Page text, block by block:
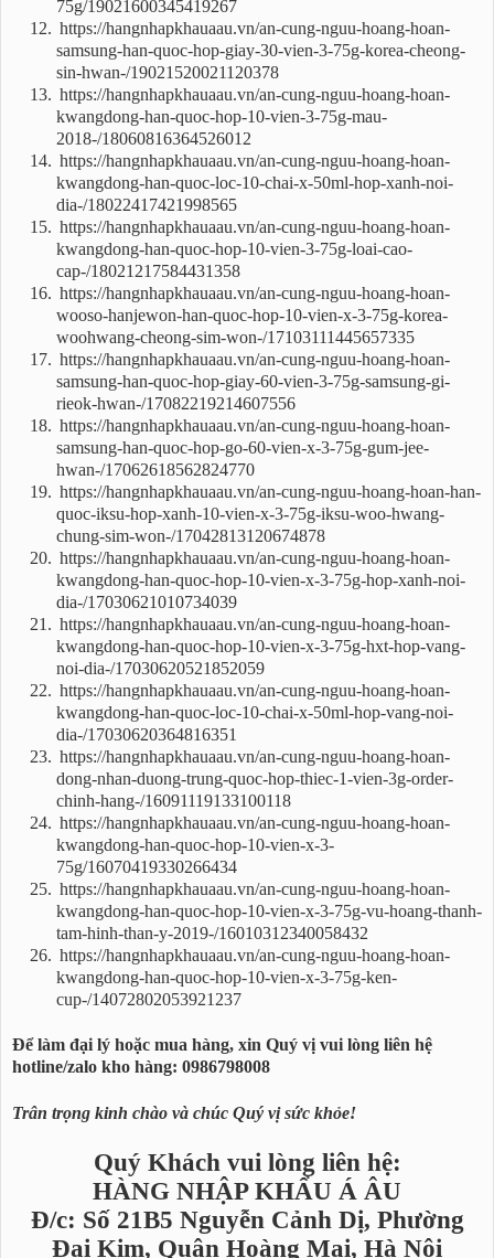
75g/19021600345419267
https://hangnhapkhauaau.vn/an-cung-nguu-hoang-hoan-
samsung-han-quoc-hop-giay-30-vien-3-75g-korea-cheong-
sin-hwan-/19021520021120378
https://hangnhapkhauaau.vn/an-cung-nguu-hoang-hoan-
kwangdong-han-quoc-hop-10-vien-3-75g-mau-
2018-/18060816364526012
https://hangnhapkhauaau.vn/an-cung-nguu-hoang-hoan-
kwangdong-han-quoc-loc-10-chai-x-50ml-hop-xanh-noi-
dia-/18022417421998565
https://hangnhapkhauaau.vn/an-cung-nguu-hoang-hoan-
kwangdong-han-quoc-hop-10-vien-3-75g-loai-cao-
cap-/18021217584431358
https://hangnhapkhauaau.vn/an-cung-nguu-hoang-hoan-
wooso-hanjewon-han-quoc-hop-10-vien-x-3-75g-korea-
woohwang-cheong-sim-won-/17103111445657335
https://hangnhapkhauaau.vn/an-cung-nguu-hoang-hoan-
samsung-han-quoc-hop-giay-60-vien-3-75g-samsung-gi-
rieok-hwan-/17082219214607556
https://hangnhapkhauaau.vn/an-cung-nguu-hoang-hoan-
samsung-han-quoc-hop-go-60-vien-x-3-75g-gum-jee-
hwan-/17062618562824770
https://hangnhapkhauaau.vn/an-cung-nguu-hoang-hoan-han-
quoc-iksu-hop-xanh-10-vien-x-3-75g-iksu-woo-hwang-
chung-sim-won-/17042813120674878
https://hangnhapkhauaau.vn/an-cung-nguu-hoang-hoan-
kwangdong-han-quoc-hop-10-vien-x-3-75g-hop-xanh-noi-
dia-/17030621010734039
https://hangnhapkhauaau.vn/an-cung-nguu-hoang-hoan-
kwangdong-han-quoc-hop-10-vien-x-3-75g-hxt-hop-vang-
noi-dia-/17030620521852059
https://hangnhapkhauaau.vn/an-cung-nguu-hoang-hoan-
kwangdong-han-quoc-loc-10-chai-x-50ml-hop-vang-noi-
dia-/17030620364816351
https://hangnhapkhauaau.vn/an-cung-nguu-hoang-hoan-
dong-nhan-duong-trung-quoc-hop-thiec-1-vien-3g-order-
chinh-hang-/16091119133100118
https://hangnhapkhauaau.vn/an-cung-nguu-hoang-hoan-
kwangdong-han-quoc-hop-10-vien-x-3-
75g/16070419330266434
https://hangnhapkhauaau.vn/an-cung-nguu-hoang-hoan-
kwangdong-han-quoc-hop-10-vien-x-3-75g-vu-hoang-thanh-
tam-hinh-than-y-2019-/16010312340058432
https://hangnhapkhauaau.vn/an-cung-nguu-hoang-hoan-
kwangdong-han-quoc-hop-10-vien-x-3-75g-ken-
cup-/14072802053921237
Để làm đại lý hoặc mua hàng, xin Quý vị vui lòng liên hệ
hotline/zalo kho hàng: 0986798008
Trân trọng kinh chào và chúc Quý vị sức khỏe!
Quý Khách vui lòng liên hệ:
HÀNG NHẬP KHẨU Á ÂU
Đ/c: Số 21B5 Nguyễn Cảnh Dị, Phường
Đại Kim, Quận Hoàng Mai, Hà Nội